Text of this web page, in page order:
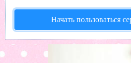
Начать пользоваться